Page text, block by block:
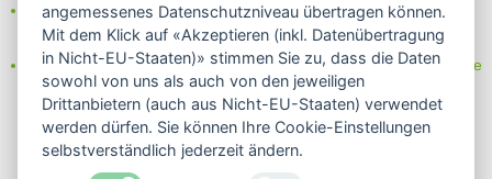
Partner von:
Wine in Moderation - bewußt genießen
Erfahren Sie mehr über Biowein in unserem Blog oder Folgen Sie
uns!
Blog
Facebook
Instagram
angemessenes Datenschutzniveau übertragen können.
Mit dem Klick auf «Akzeptieren (inkl. Datenübertragung
in Nicht-EU-Staaten)» stimmen Sie zu, dass die Daten
sowohl von uns als auch von den jeweiligen
Drittanbietern (auch aus Nicht-EU-Staaten) verwendet
werden dürfen. Sie können Ihre Cookie-Einstellungen
selbstverständlich jederzeit ändern.